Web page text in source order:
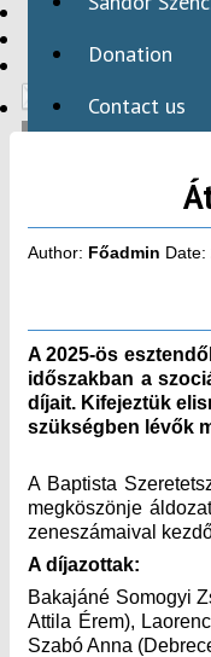
HBAID
INTERNATIONAL
Donation
Contact us
Author: Főadmin Date:
A 2025-ös
időszakban a
díjait. Kifejeztük
szükségben lévők
A Baptista
megköszönje
zeneszámaival
A díjazottak:
Bakajáné Somogyi
Attila Érem),
Szabó Anna